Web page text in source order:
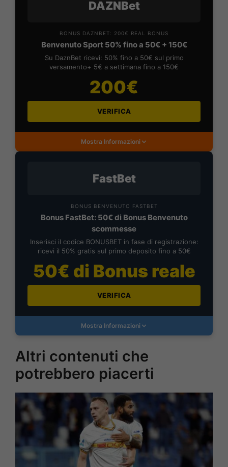
DAZNBet
BONUS DAZNBET: 200€ REAL BONUS
Benvenuto Sport 50% fino a 50€ + 150€
Su DaznBet ricevi: 50% fino a 50€ sul primo
versamento+ 5€ a settimana fino a 150€
200€
VERIFICA
Mostra Informazioni
FastBet
BONUS BENVENUTO FASTBET
Bonus FastBet: 50€ di Bonus Benvenuto
scommesse
Inserisci il codice BONUSBET in fase di registrazione:
ricevi il 50% gratis sul primo deposito fino a 50€
50€ di Bonus reale
VERIFICA
Mostra Informazioni
Altri contenuti che
potrebbero piacerti